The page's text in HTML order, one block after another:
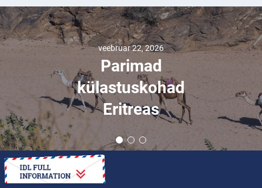
veebruar 22, 2026
Parimad
külastuskohad
Eritreas
KUIDAS SEDA TEHA